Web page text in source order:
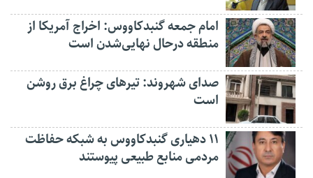
امام جمعه گنبدکاووس: اخراج آمریکا از
منطقه درحال نهایی‌شدن است
صدای شهروند: تیرهای چراغ برق روشن
است
۱۱ دهیاری گنبدکاووس به شبکه حفاظت
مردمی منابع طبیعی پیوستند